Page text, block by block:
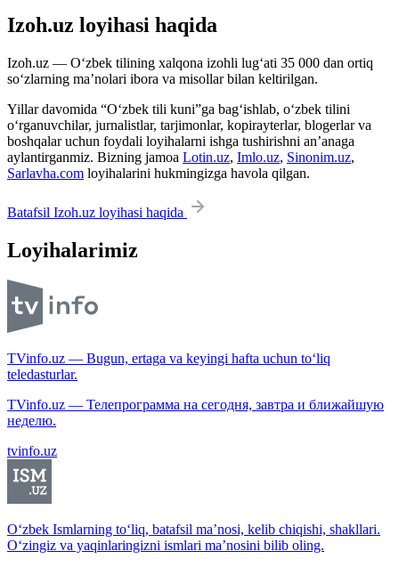
Izoh.uz loyihasi haqida
Izoh.uz — O‘zbek tilining xalqona izohli lug‘ati 35 000 dan ortiq
so‘zlarning ma’nolari ibora va misollar bilan keltirilgan.
Yillar davomida “O‘zbek tili kuni”ga bag‘ishlab, o‘zbek tilini
o‘rganuvchilar, jurnalistlar, tarjimonlar, kopirayterlar, blogerlar va
boshqalar uchun foydali loyihalarni ishga tushirishni an’anaga
aylantirganmiz. Bizning jamoa Lotin.uz, Imlo.uz, Sinonim.uz,
Sarlavha.com loyihalarini hukmingizga havola qilgan.
Batafsil Izoh.uz loyihasi haqida
Loyihalarimiz
TVinfo.uz — Bugun, ertaga va keyingi hafta uchun to‘liq
teledasturlar.
TVinfo.uz — Телепрограмма на сегодня, завтра и ближайшую
неделю.
tvinfo.uz
O‘zbek Ismlarning to‘liq, batafsil ma’nosi, kelib chiqishi, shakllari.
O‘zingiz va yaqinlaringizni ismlari ma’nosini bilib oling.